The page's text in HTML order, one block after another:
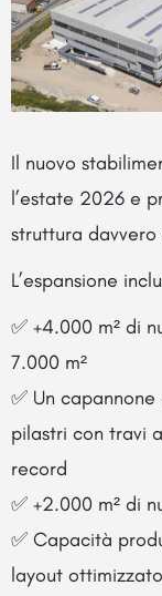
Il nuovo
l’estate 2026 e
struttura davvero
L’espansione
✅ +4.000 m² di
7.000 m²
✅ Un
pilastri con travi
record
✅ +2.000 m² di
✅ Capacità
layout